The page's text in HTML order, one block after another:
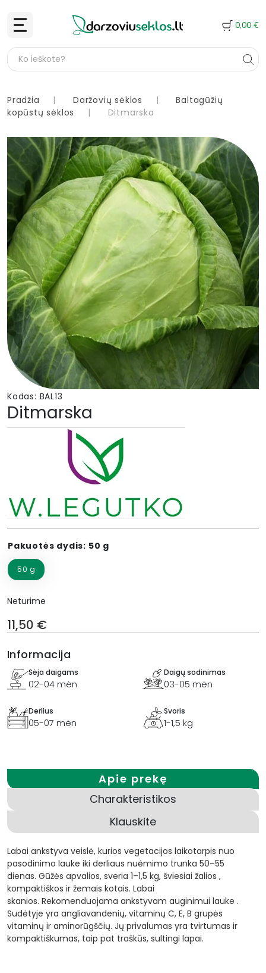
0,00 €
Pradžia | Daržovių sėklos |
Baltagūžių
kopūstų sėklos
| Ditmarska
Kodas: BAL13
Ditmarska
Pakuotės dydis: 50 g
50 g
Neturime
11,50 €
Informacija
Sėja daigams
02-04 mėn
Daigų sodinimas
03-05 mėn
Derlius
05-07 mėn
Svoris
1-1,5 kg
Apie prekę
Charakteristikos
Klauskite
Labai ankstyva veislė, kurios vegetacijos laikotarpis nuo
pasodinimo lauke iki derliaus nuėmimo trunka 50–55
dienas. Gūžės apvalios, sveria 1–1,5 kg, šviesiai žalios ,
kompaktiškos ir žemais kotais. Labai
skanios. Rekomenduojama ankstyvam auginimui lauke .
Sudėtyje yra angliavandenių, vitaminų C, E, B grupės
vitaminų ir aminorūgščių. Jų privalumas yra tvirtumas ir
kompaktiškumas, taip pat traškūs, sultingi lapai.